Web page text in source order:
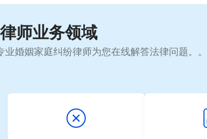
师业务领域
婚姻家庭纠纷律师为您在线解答法律问题。。